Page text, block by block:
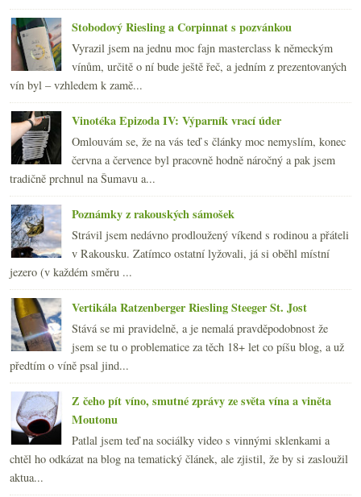
Stobodový Riesling a Corpinnat s pozvánkou
Vyrazil jsem na jednu moc fajn masterclass k německým
vínům, určitě o ní bude ještě řeč, a jedním z prezentovaných
vín byl – vzhledem k zamě...
Vinotéka Epizoda IV: Výparník vrací úder
Omlouvám se, že na vás teď s články moc nemyslím, konec
června a července byl pracovně hodně náročný a pak jsem
tradičně prchnul na Šumavu a...
Poznámky z rakouských sámošek
Strávil jsem nedávno prodloužený víkend s rodinou a přáteli
v Rakousku. Zatímco ostatní lyžovali, já si oběhl místní
jezero (v každém směru ...
Vertikála Ratzenberger Riesling Steeger St. Jost
Stává se mi pravidelně, a je nemalá pravděpodobnost že
jsem se tu o problematice za těch 18+ let co píšu blog, a už
předtím o víně psal jind...
Z čeho pít víno, smutné zprávy ze světa vína a viněta
Moutonu
Patlal jsem teď na sociálky video s vinnými sklenkami a
chtěl ho odkázat na blog na tematický článek, ale zjistil, že by si zasloužil
aktua...